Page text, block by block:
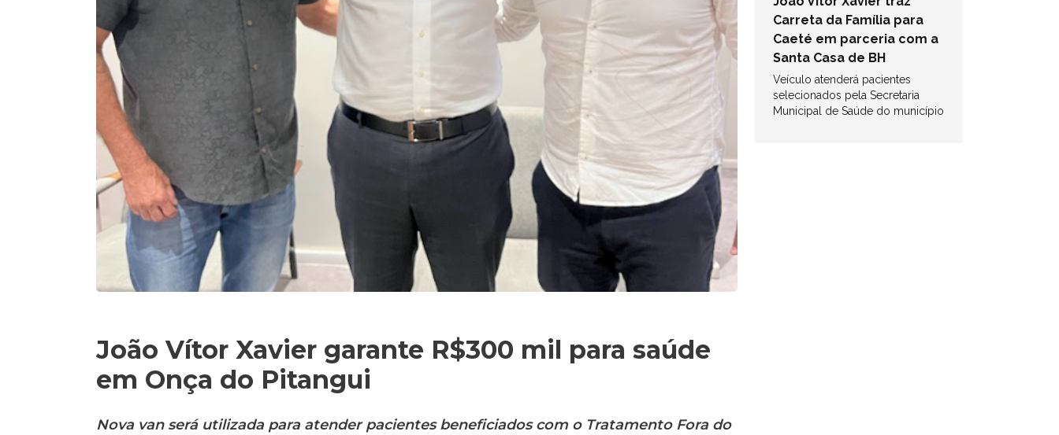
João Vítor Xavier garante R$300 mil para saúde
em Onça do Pitangui
Nova van será utilizada para atender pacientes beneficiados com o Tratamento Fora do
Carreta da Família para
Caeté em parceria com a
Santa Casa de BH
Veículo atenderá pacientes
selecionados pela Secretaria
Municipal de Saúde do município